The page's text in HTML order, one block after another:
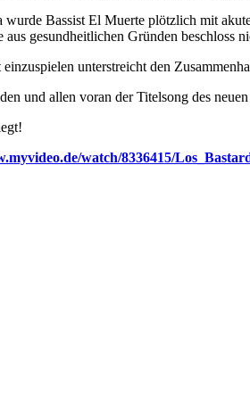
Bassist El Muerte plötzlich mit
gesundheitlichen Gründen beschloss
unterstreicht den
und allen voran der Titelsong des
watch/8336415/